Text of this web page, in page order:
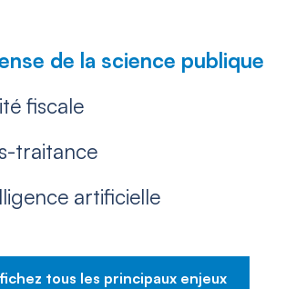
de la science publique
fiscale
traitance
artificielle
tous les principaux enjeux